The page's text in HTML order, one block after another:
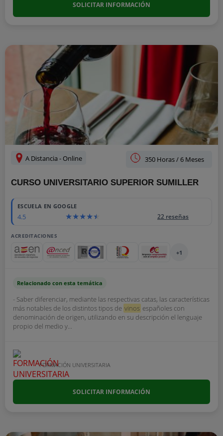
SOLICITAR INFORMACIÓN
A Distancia - Online 350 Horas / 6 Meses
CURSO UNIVERSITARIO SUPERIOR SUMILLER
ESCUELA EN GOOGLE
4.5 22 reseñas
ACREDITACIONES
+1
Relacionado con esta temática
- Saber diferenciar, mediante las respectivas catas, las características
más notables de los distintos tipos de vinos españoles con
denominación de origen, utilizando en su descripción el lenguaje
propio del medio y...
FORMACIÓN UNIVERSITARIA
SOLICITAR INFORMACIÓN